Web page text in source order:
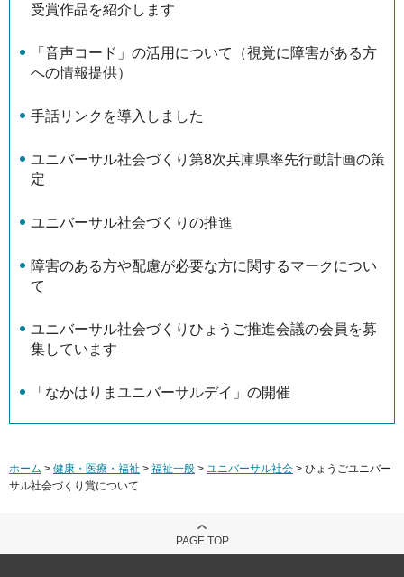
受賞作品を紹介します
「音声コード」の活用について（視覚に障害がある方
への情報提供）
手話リンクを導入しました
ユニバーサル社会づくり第8次兵庫県率先行動計画の策
定
ユニバーサル社会づくりの推進
障害のある方や配慮が必要な方に関するマークについ
て
ユニバーサル社会づくりひょうご推進会議の会員を募
集しています
「なかはりまユニバーサルデイ」の開催
ホーム > 健康・医療・福祉 > 福祉一般 > ユニバーサル社会 > ひょうごユニバー
サル社会づくり賞について
PAGE TOP